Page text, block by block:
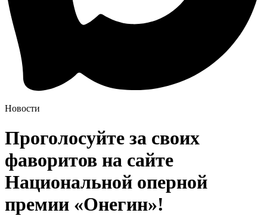
Новости
Проголосуйте за своих
фаворитов на сайте
Национальной оперной
премии «Онегин»!